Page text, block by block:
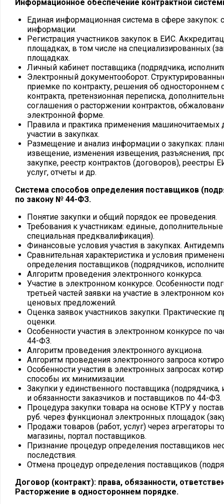
Информационное обеспечение контрактной
Единая информационная система в сфере закупок:
информации.
Регистрация участников закупок в ЕИС.
площадках, в том числе на специализированных
площадках.
Личный кабинет поставщика (подрядчика,
Электронный документооборот.
приемке по контракту, решения об одностороннем
контракта, претензионная переписка,
соглашения о расторжении контрактов,
электронной форме.
Правила и практика применения
участии в закупках.
Размещение и анализ информации о закупках:
извещение, изменения извещения, разъяснения,
закупке, реестр контрактов (договоров), реестры
услуг, отчеты и др.
Система способов определения поставщиков
по закону № 44-ФЗ.
Понятие закупки и общий порядок ее проведения.
Требования к участникам: единые,
специальная предквалификация).
Финансовые условия участия в закупках.
Сравнительная характеристика и условия
определения поставщиков (подрядчиков,
Алгоритм проведения электронного конкурса.
Участие в электронном конкурсе. Особенности
третьей частей заявки на участие в электронном
ценовых предложений.
Оценка заявок участников закупки.
оценки.
Особенности участия в электронном конкурсе по
44-ФЗ.
Алгоритм проведения электронного аукциона.
Алгоритм проведения электронного запроса
Особенности участия в электронных запросах
способы их минимизации.
Закупки у единственного поставщика (подрядчика,
и обязанности заказчиков и поставщиков по 44-ФЗ.
Процедура закупки товара на основе КТРУ у
руб. через функционал электронных площадок
Продажи товаров (работ, услуг) через агрегаторы
магазины, портал поставщиков.
Признание процедур определения поставщиков
последствия.
Отмена процедур определения поставщиков
Договор (контракт): права, обязанности,
Расторжение в одностороннем порядке.